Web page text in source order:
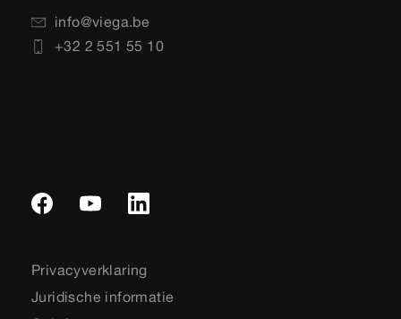
info@viega.be
+32 2 551 55 10
Privacyverklaring
Juridische informatie